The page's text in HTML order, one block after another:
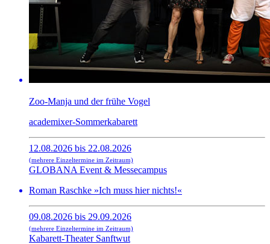
Zoo-Manja und der frühe Vogel
academixer-Sommerkabarett
12.08.2026 bis 22.08.2026
(mehrere Einzeltermine im Zeitraum)
GLOBANA Event & Messecampus
Roman Raschke »Ich muss hier nichts!«
09.08.2026 bis 29.09.2026
(mehrere Einzeltermine im Zeitraum)
Kabarett-Theater Sanftwut